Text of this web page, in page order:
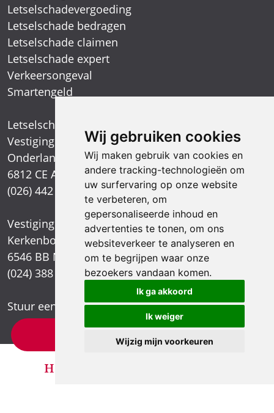
Wij gebruiken cookies
Wij maken gebruik van cookies en
andere tracking-technologieën om
uw surfervaring op onze website
te verbeteren, om
gepersonaliseerde inhoud en
advertenties te tonen, om ons
websiteverkeer te analyseren en
om te begrijpen waar onze
bezoekers vandaan komen.
Ik ga akkoord
Ik weiger
Wijzig mijn voorkeuren
×
Letselschadevergoeding
Letselschade bedragen
Letselschade claimen
Letselschade expert
Verkeersongeval
Smartengeld
Letselschadespecialist
Vestiging Arnhem
Onderlangs 1
6812 CE Arnhem
(026) 442 39 13
Vestiging Nijmegen
Kerkenbos 1021
6546 BB Nijmegen
(024) 388 66 80
Stuur een e-mail